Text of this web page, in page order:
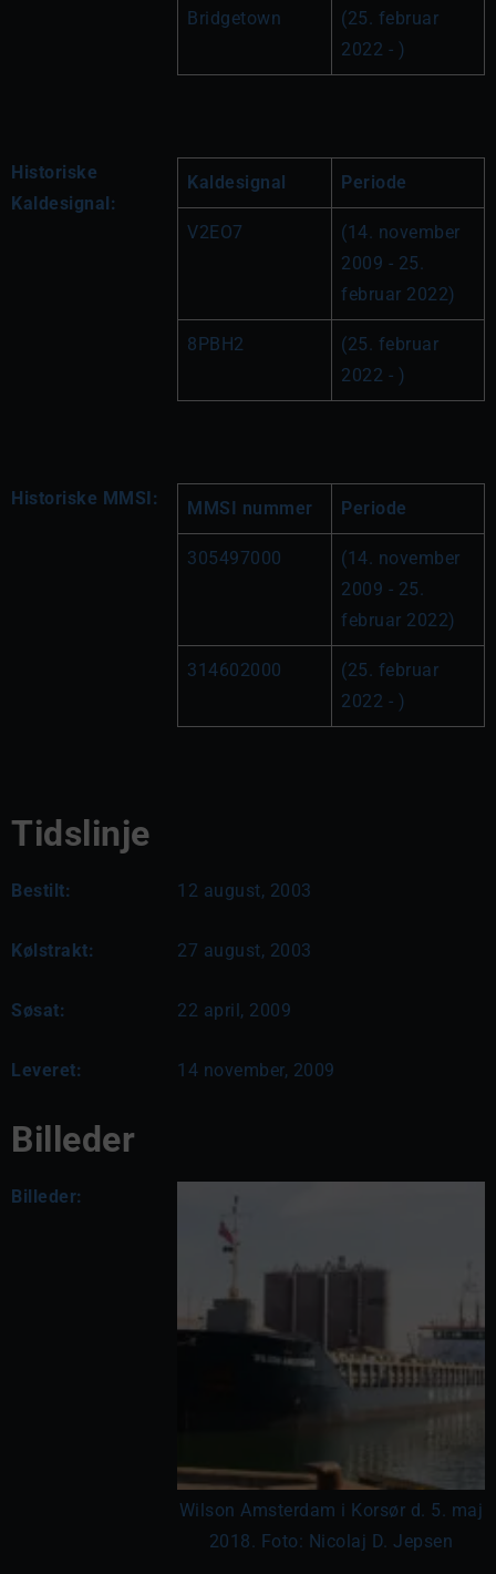
Bridgetown
(25. februar
2022 - )
Historiske
Kaldesignal:
Kaldesignal Periode
V2EO7
(14. november
2009 - 25.
februar 2022)
8PBH2
(25. februar
2022 - )
Historiske MMSI: MMSI nummer Periode
305497000
(14. november
2009 - 25.
februar 2022)
314602000
(25. februar
2022 - )
Tidslinje
Bestilt: 12 august, 2003
Kølstrakt: 27 august, 2003
Søsat: 22 april, 2009
Leveret: 14 november, 2009
Billeder
Billeder:
Wilson Amsterdam i Korsør d. 5. maj
2018. Foto: Nicolaj D. Jepsen